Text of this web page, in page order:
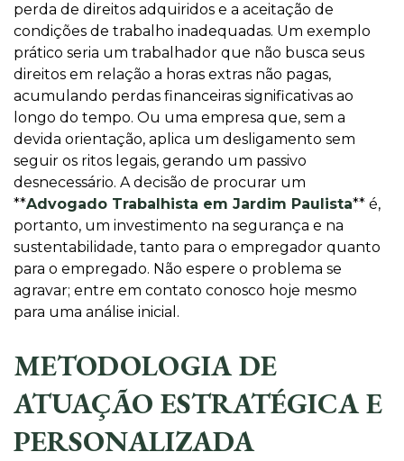
perda de direitos adquiridos e a aceitação de
condições de trabalho inadequadas. Um exemplo
prático seria um trabalhador que não busca seus
direitos em relação a horas extras não pagas,
acumulando perdas financeiras significativas ao
longo do tempo. Ou uma empresa que, sem a
devida orientação, aplica um desligamento sem
seguir os ritos legais, gerando um passivo
desnecessário. A decisão de procurar um
**Advogado Trabalhista em Jardim Paulista** é,
portanto, um investimento na segurança e na
sustentabilidade, tanto para o empregador quanto
para o empregado. Não espere o problema se
agravar; entre em contato conosco hoje mesmo
para uma análise inicial.
METODOLOGIA DE
ATUAÇÃO ESTRATÉGICA E
PERSONALIZADA